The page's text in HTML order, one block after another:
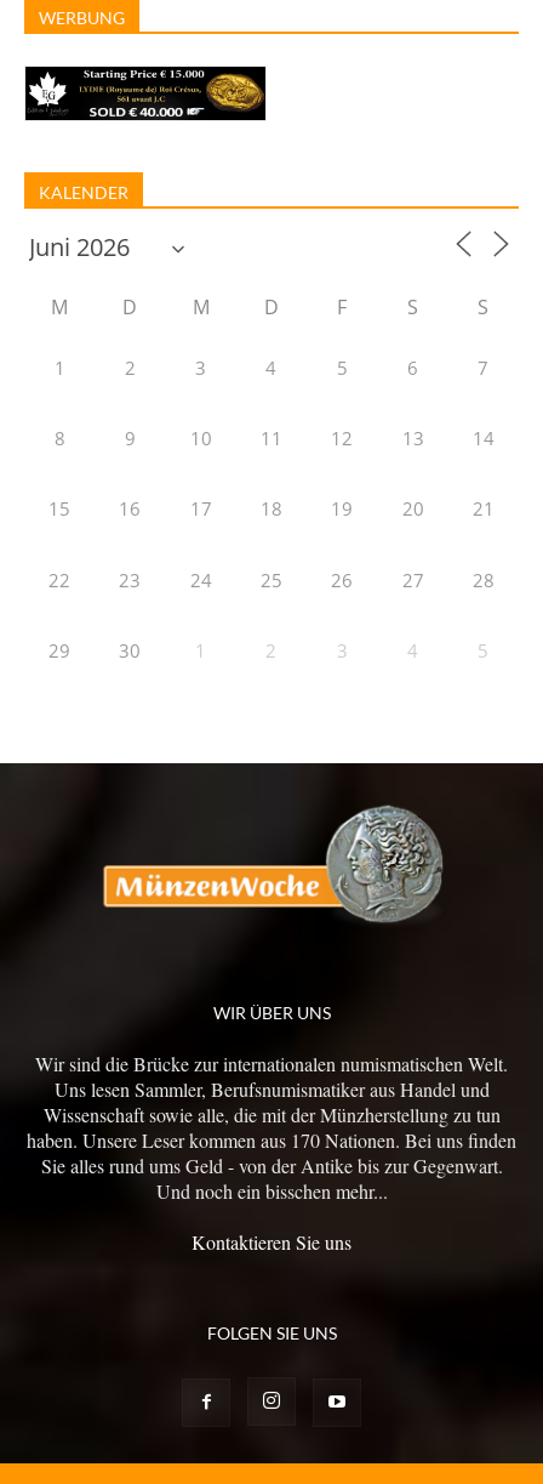
WERBUNG
KALENDER
M D M D F S S
1 2 3 4 5 6 7
8 9 10 11 12 13 14
15 16 17 18 19 20 21
22 23 24 25 26 27 28
29 30 1 2 3 4 5
WIR ÜBER UNS
Wir sind die Brücke zur internationalen numismatischen Welt.
Uns lesen Sammler, Berufsnumismatiker aus Handel und
Wissenschaft sowie alle, die mit der Münzherstellung zu tun
haben. Unsere Leser kommen aus 170 Nationen. Bei uns finden
Sie alles rund ums Geld - von der Antike bis zur Gegenwart.
Und noch ein bisschen mehr...
Kontaktieren Sie uns
FOLGEN SIE UNS